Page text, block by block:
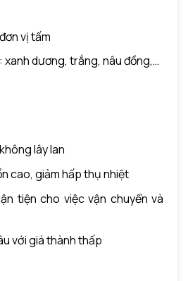
vị tấm
xanh dương, trắng, nâu đồng,…
lây lan
cao, giảm hấp thụ nhiệt
tiện cho việc vận chuyển và
với giá thành thấp